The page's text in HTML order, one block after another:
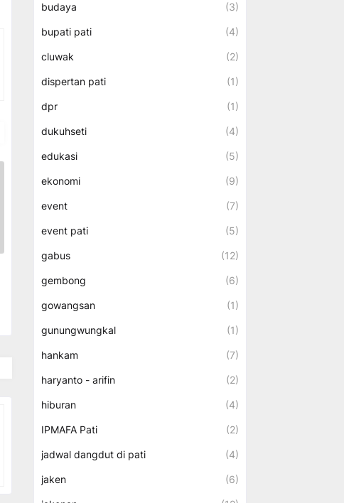
budaya (3)
bupati pati (4)
cluwak (2)
dispertan pati (1)
dpr (1)
dukuhseti (4)
edukasi (5)
ekonomi (9)
event (7)
event pati (5)
gabus (12)
gembong (6)
gowangsan (1)
gunungwungkal (1)
hankam (7)
haryanto - arifin (2)
hiburan (4)
IPMAFA Pati (2)
jadwal dangdut di pati (4)
jaken (6)